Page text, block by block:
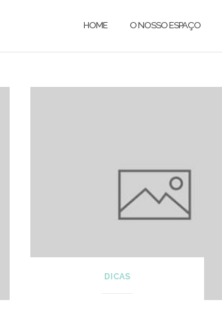
HOME O NOSSO ESPAÇO
DICAS